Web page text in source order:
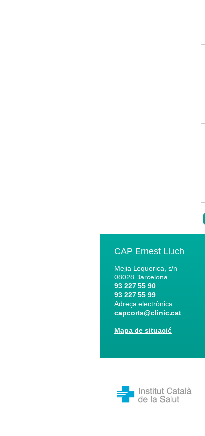
CAP Ernest Lluch
Mejia Lequerica, s/n
08028 Barcelona
93 227 55 90
93 227 55 99
Adreça electrònica:
capcorts@clinic.cat
Mapa de situació